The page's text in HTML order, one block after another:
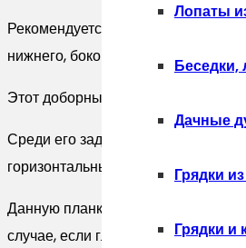
Лопаты
Беседки,
Дачные
Грядки
Грядки и
RAL
7016
серый
(2м)
Рекомендуется использовать
нижнего, бокового, верхнего и
Этот доборный элемент
Среди его задач: оформление
горизонтальных карнизов.
Данную планку используют в
случае, если глубина оконного